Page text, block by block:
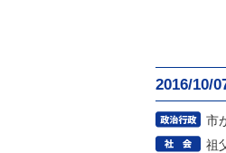
2016/10/
市
祖